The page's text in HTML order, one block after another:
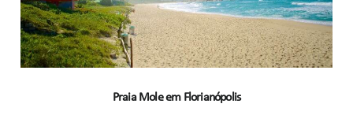
Praia Mole em Florianópolis